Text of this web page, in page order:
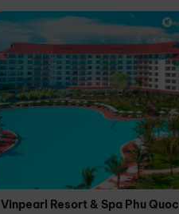
Vinpearl Resort & Spa Phu Quoc